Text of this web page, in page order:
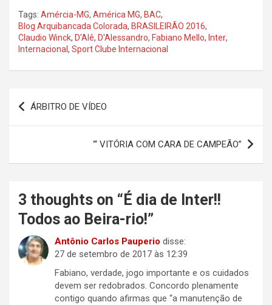
Tags: Amércia-MG, América MG, BAC,
Blog Arquibancada Colorada, BRASILEIRÃO 2016,
Claudio Winck, D'Alê, D'Alessandro, Fabiano Mello, Inter,
Internacional , Sport Clube Internacional
Navegação
de
ÁRBITRO DE VÍDEO
“‘ VITÓRIA COM CARA DE CAMPEÃO”
3 thoughts on “ É dia de Inter!!
Todos ao Beira-rio!”
Antônio Carlos Pauperio disse:
27 de setembro de 2017 às 12:39
Fabiano, verdade, jogo importante e os cuidados
devem ser redobrados. Concordo plenamente
contigo quando afirmas que “a manutenção de